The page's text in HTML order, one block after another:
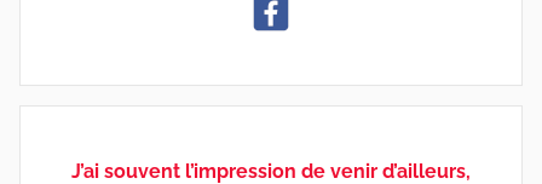
J’ai souvent l’impression de venir d’ailleurs,